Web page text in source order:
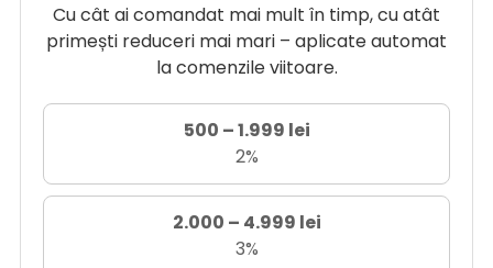
Cu cât ai comandat mai mult în timp, cu atât
primești reduceri mai mari – aplicate automat
la comenzile viitoare.
500 – 1.999 lei
2%
2.000 – 4.999 lei
3%